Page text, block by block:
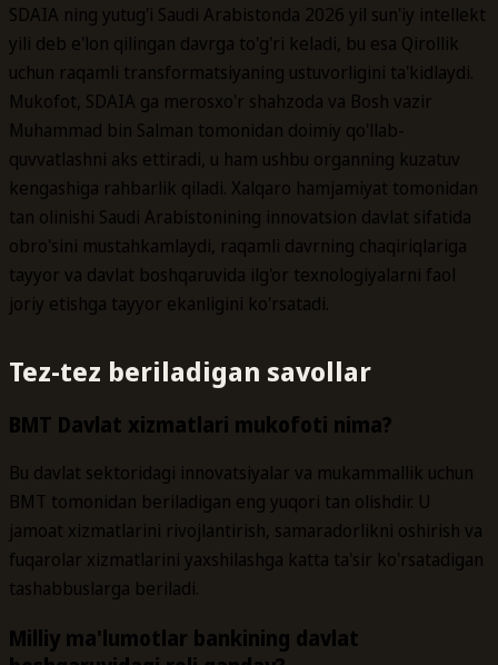
SDAIA ning yutug'i Saudi Arabistonda 2026 yil sun'iy intellekt
yili deb e'lon qilingan davrga to'g'ri keladi, bu esa Qirollik
uchun raqamli transformatsiyaning ustuvorligini ta'kidlaydi.
Mukofot, SDAIA ga merosxo'r shahzoda va Bosh vazir
Muhammad bin Salman tomonidan doimiy qo'llab-
quvvatlashni aks ettiradi, u ham ushbu organning kuzatuv
kengashiga rahbarlik qiladi. Xalqaro hamjamiyat tomonidan
tan olinishi Saudi Arabistonining innovatsion davlat sifatida
obro'sini mustahkamlaydi, raqamli davrning chaqiriqlariga
tayyor va davlat boshqaruvida ilg'or texnologiyalarni faol
joriy etishga tayyor ekanligini ko'rsatadi.
Tez-tez beriladigan savollar
BMT Davlat xizmatlari mukofoti nima?
Bu davlat sektoridagi innovatsiyalar va mukammallik uchun
BMT tomonidan beriladigan eng yuqori tan olishdir. U
jamoat xizmatlarini rivojlantirish, samaradorlikni oshirish va
fuqarolar xizmatlarini yaxshilashga katta ta'sir ko'rsatadigan
tashabbuslarga beriladi.
Milliy ma'lumotlar bankining davlat